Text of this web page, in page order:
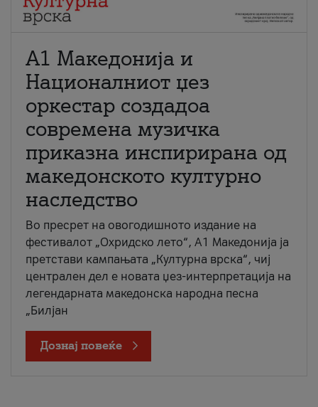
А1 Македонија и
Националниот џез
оркестар создадоа
современа музичка
приказна инспирирана од
македонското културно
наследство
Во пресрет на овогодишното издание на
фестивалот „Охридско лето“, А1 Македонија ја
претстави кампањата „Културна врска“, чиј
централен дел е новата џез-интерпретација на
легендарната македонска народна песна
„Билјан
Дознај повеќе